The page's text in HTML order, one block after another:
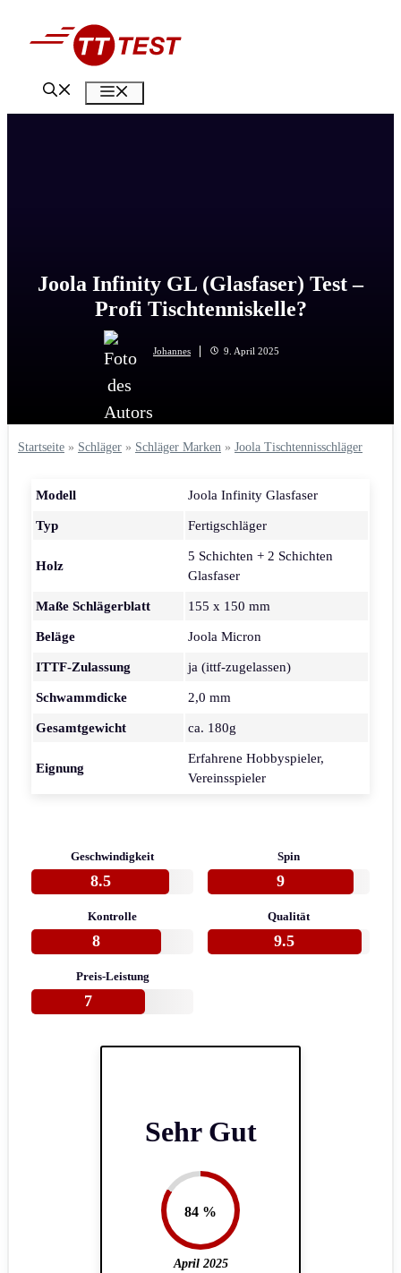
Inhalt
Joola Infinity GL (Glasfaser) Test –
Profi Tischtenniskelle?
Johannes 9. April 2025
Startseite » Schläger » Schläger Marken » Joola Tischtennisschläger
Modell Joola Infinity Glasfaser
Typ Fertigschläger
Holz
5 Schichten + 2 Schichten
Glasfaser
Maße Schlägerblatt 155 x 150 mm
Beläge Joola Micron
ITTF-Zulassung ja (ittf-zugelassen)
Schwammdicke 2,0 mm
Gesamtgewicht ca. 180g
Eignung
Erfahrene Hobbyspieler,
Vereinsspieler
Geschwindigkeit
8.5
Spin
9
Kontrolle
8
Qualität
9.5
Preis-Leistung
7
Sehr Gut
84 %
April 2025